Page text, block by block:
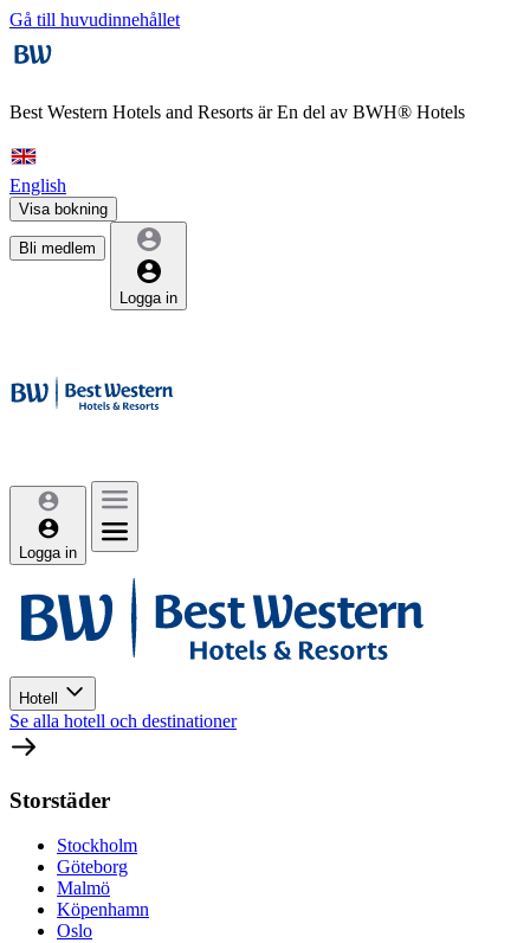
Gå till huvudinnehållet
Best Western Hotels and Resorts ärEn del av BWH® Hotels
English
Visa bokning
Bli medlem
Logga in
Logga in
Hotell
Se alla hotell och destinationer
Storstäder
Stockholm
Göteborg
Malmö
Köpenhamn
Oslo